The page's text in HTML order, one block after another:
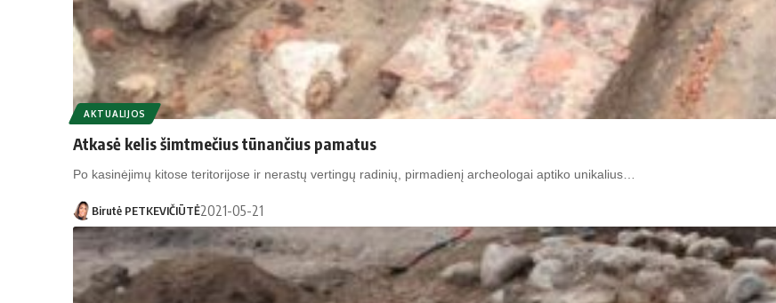
AKTUALIJOS
Atkasė kelis šimtmečius tūnančius pamatus
Po kasinėjimų kitose teritorijose ir nerastų vertingų radinių, pirmadienį archeologai aptiko unikalius…
Birutė PETKEVIČIŪTĖ2021-05-21